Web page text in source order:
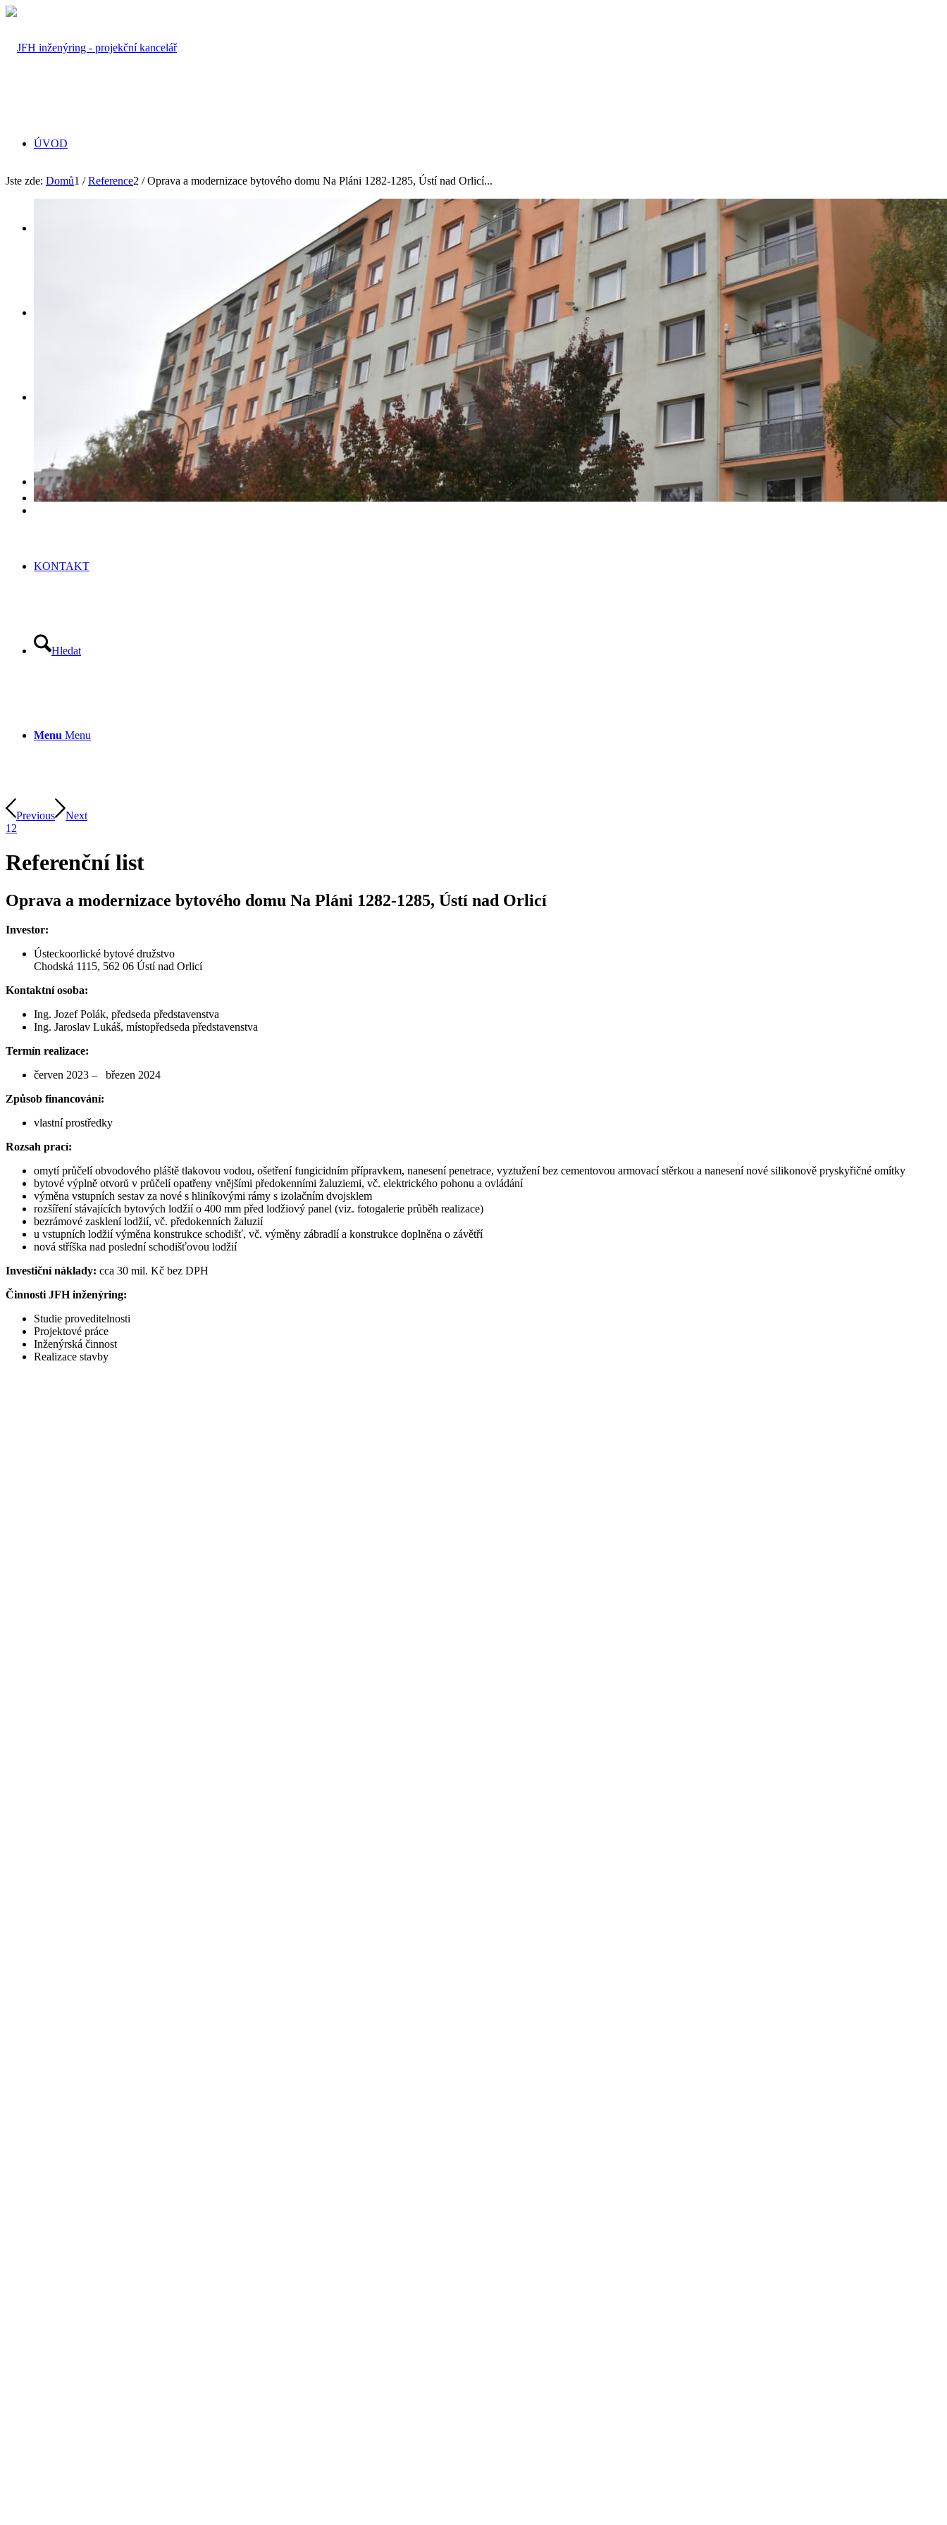
ÚVOD
KARIÉRA
KONTAKT
Hledat
Menu Menu
Jste zde: Domů1 / Reference2 / Oprava a modernizace bytového domu Na Pláni 1282-1285, Ústí nad Orlicí...
Previous
Next
1 2
Referenční list
Oprava a modernizace bytového domu Na Pláni 1282-1285, Ústí nad Orlicí
Investor:
Ústeckoorlické bytové družstvo
Chodská 1115, 562 06 Ústí nad Orlicí
Kontaktní osoba:
Ing. Jozef Polák, předseda představenstva
Ing. Jaroslav Lukáš, místopředseda představenstva
Termín realizace:
červen 2023 – březen 2024
Způsob financování:
vlastní prostředky
Rozsah prací:
omytí průčelí obvodového pláště tlakovou vodou, ošetření fungicidním přípravkem, nanesení penetrace, vyztužení bez cementovou armovací stěrkou a nanesení nové silikonově pryskyřičné omítky
bytové výplně otvorů v průčelí opatřeny vnějšími předokenními žaluziemi, vč. elektrického pohonu a ovládání
výměna vstupních sestav za nové s hliníkovými rámy s izolačním dvojsklem
rozšíření stávajících bytových lodžií o 400 mm před lodžiový panel (viz. fotogalerie průběh realizace)
bezrámové zasklení lodžií, vč. předokenních žaluzií
u vstupních lodžií výměna konstrukce schodišť, vč. výměny zábradlí a konstrukce doplněna o závětří
nová stříška nad poslední schodišťovou lodžií
Investiční náklady: cca 30 mil. Kč bez DPH
Činnosti JFH inženýring:
Studie proveditelnosti
Projektové práce
Inženýrská činnost
Realizace stavby